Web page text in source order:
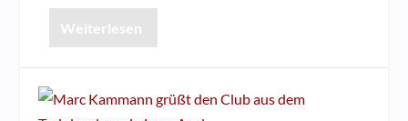
Weiterlesen